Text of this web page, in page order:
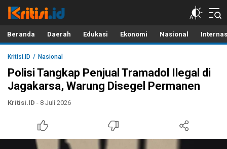
Kritisi.ID
Kritik untuk Negeri!
Beranda Daerah Edukasi Ekonomi Nasional
Kritisi.ID Nasional
Polisi Tangkap Penjual Tramadol Ilegal di
Jagakarsa, Warung Disegel Permanen
Kritisi.ID - 8 Juli 2026